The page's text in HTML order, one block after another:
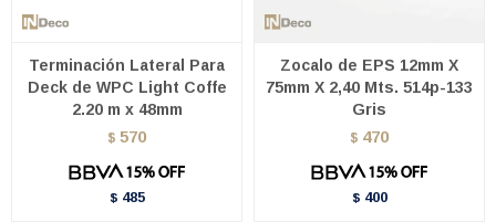
Terminación Lateral Para
Deck de WPC Light Coffe
2.20 m x 48mm
$ 570
$ 485
Zocalo de EPS 12mm X
75mm X 2,40 Mts. 514p-133
Gris
$ 470
$ 400